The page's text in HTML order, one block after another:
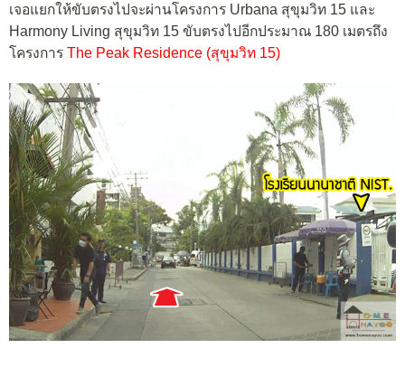
เจอแยกให้ขับตรงไปจะผ่านโครงการ Urbana สุขุมวิท 15 และ
Harmony Living สุขุมวิท 15 ขับตรงไปอีกประมาณ 180 เมตรถึง
โครงการ The Peak Residence (สุขุมวิท 15)